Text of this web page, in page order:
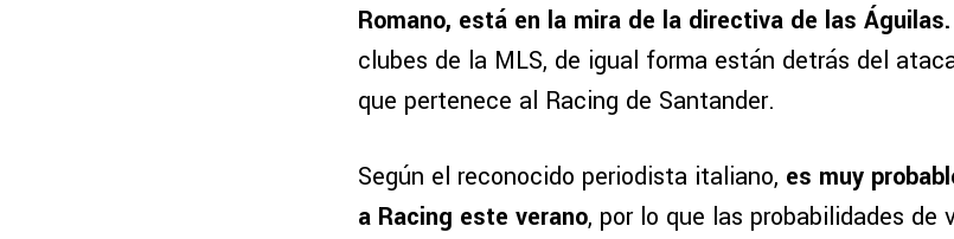
Romano, está en la mira de la directiva de las Águilas.
clubes de la MLS, de igual forma están detrás del
que pertenece al Racing de Santander.
Según el reconocido periodista italiano, es muy
a Racing este verano, por lo que las probabilidades de